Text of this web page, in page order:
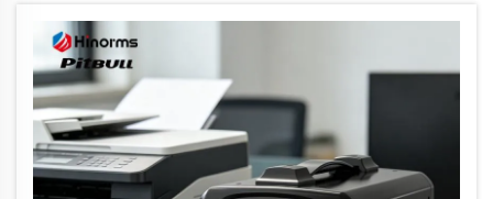
zarządzania tym ciepłem...